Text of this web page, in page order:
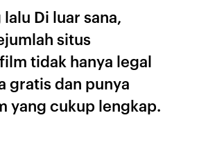
Di luar sana,
situs
tidak hanya legal
gratis dan punya
yang cukup lengkap.